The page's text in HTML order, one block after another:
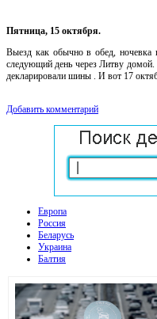
Пятница, 15 октября.
Выезд как обычно в обед,
следующий день через Литву
декларировали шины . И вот 17
Добавить комментарий
Европа
Россия
Беларусь
Украина
Балтия